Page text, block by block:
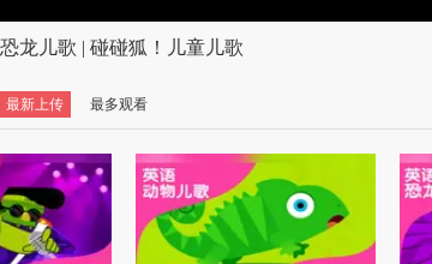
龙儿歌 | 碰碰狐！儿童儿歌
最新上传 最多观看